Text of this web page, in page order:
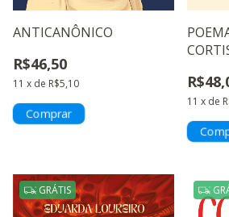
ANTICANÔNICO
R$46,50
11 x de R$5,10
11 x de
GRÁTIS